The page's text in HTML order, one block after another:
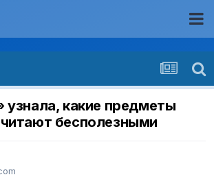
узнала, какие предметы
бесполезными